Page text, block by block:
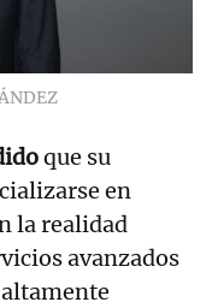
que su
en
la realidad
avanzados